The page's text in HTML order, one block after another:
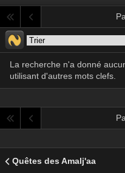
La recherche n'a donné
utilisant d'autres mots clefs.
Quêtes des Amalj'aa